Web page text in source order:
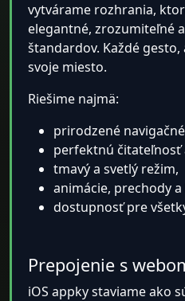
vytvárame rozhrania,
elegantné, zrozumiteľné
štandardov. Každé
svoje miesto.
Riešime najmä:
prirodzené
perfektnú čitateľnosť
tmavý a svetlý režim,
animácie, prechody
dostupnosť pre
Prepojenie s
iOS appky staviame ako